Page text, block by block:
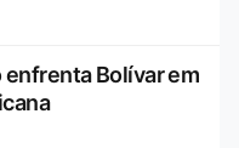
enfrenta Bolívar em